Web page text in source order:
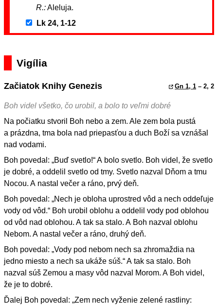
R.:Aleluja.
Lk 24, 1-12
Vigília
Začiatok Knihy Genezis Gn 1, 1 – 2, 2
Boh videl všetko, čo urobil, a bolo to veľmi dobré
Na počiatku stvoril Boh nebo a zem. Ale zem bola pustá
a prázdna, tma bola nad priepasťou a duch Boží sa vznášal
nad vodami.
Boh povedal: „Buď svetlo!“ A bolo svetlo. Boh videl, že svetlo
je dobré, a oddelil svetlo od tmy. Svetlo nazval Dňom a tmu
Nocou. A nastal večer a ráno, prvý deň.
Boh povedal: „Nech je obloha uprostred vôd a nech oddeľuje
vody od vôd.“ Boh urobil oblohu a oddelil vody pod oblohou
od vôd nad oblohou. A tak sa stalo. A Boh nazval oblohu
Nebom. A nastal večer a ráno, druhý deň.
Boh povedal: „Vody pod nebom nech sa zhromaždia na
jedno miesto a nech sa ukáže súš.“ A tak sa stalo. Boh
nazval súš Zemou a masy vôd nazval Morom. A Boh videl,
že je to dobré.
Ďalej Boh povedal: „Zem nech vyženie zelené rastliny: